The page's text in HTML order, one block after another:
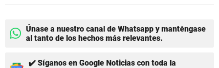
Únase a nuestro canal de Whatsapp y manténgase
al tanto de los hechos más relevantes.
✔️ Síganos en Google Noticias con toda la